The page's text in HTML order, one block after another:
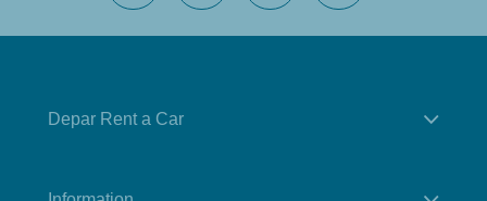
Depar Rent a Car